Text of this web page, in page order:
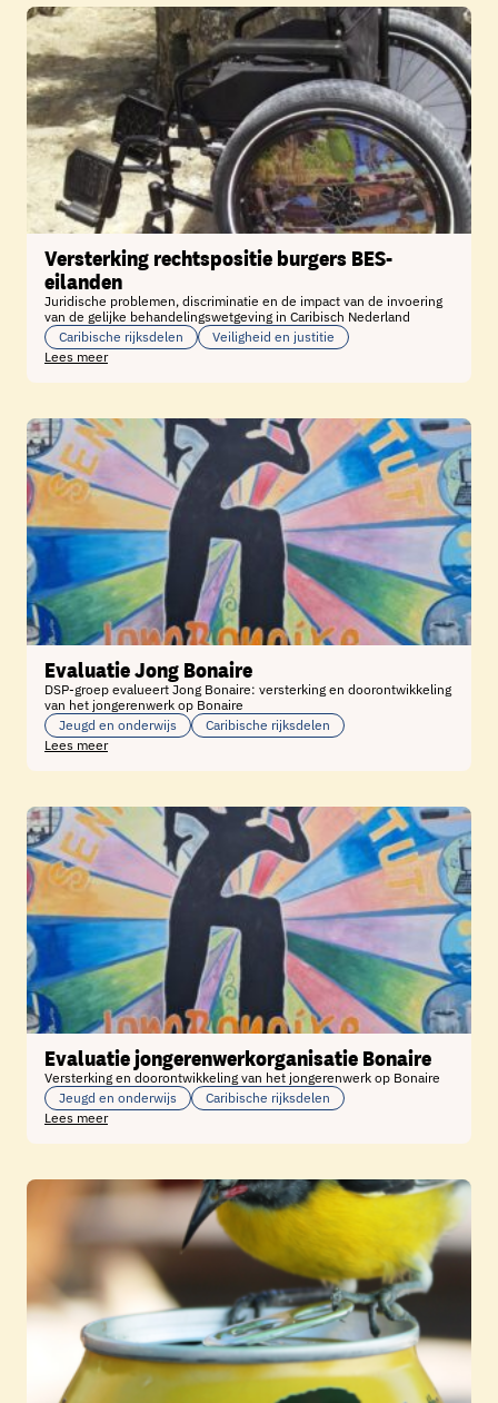
Versterking rechtspositie burgers BES-
eilanden
Juridische problemen, discriminatie en de impact van de invoering
van de gelijke behandelingswetgeving in Caribisch Nederland
Caribische rijksdelen
Veiligheid en justitie
Lees meer
Evaluatie Jong Bonaire
DSP-groep evalueert Jong Bonaire: versterking en doorontwikkeling
van het jongerenwerk op Bonaire
Jeugd en onderwijs
Caribische rijksdelen
Lees meer
Evaluatie jongerenwerkorganisatie Bonaire
Versterking en doorontwikkeling van het jongerenwerk op Bonaire
Jeugd en onderwijs
Caribische rijksdelen
Lees meer